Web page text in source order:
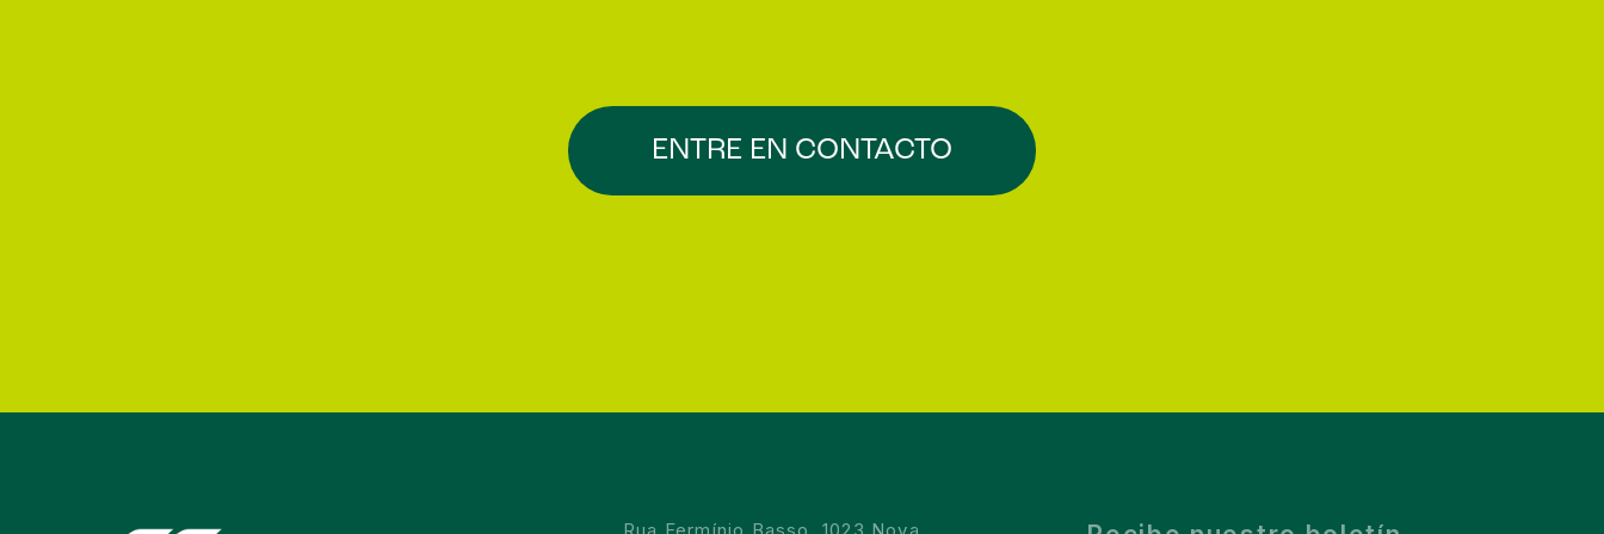
ENTRE EN CONTACTO